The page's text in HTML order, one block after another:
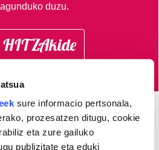
sure informacio pertsonala,
prozesatzen ditugu, cookie
eta zure gailuko
publizitate eta eduki
duzu.
HITZAkide
AGENDA